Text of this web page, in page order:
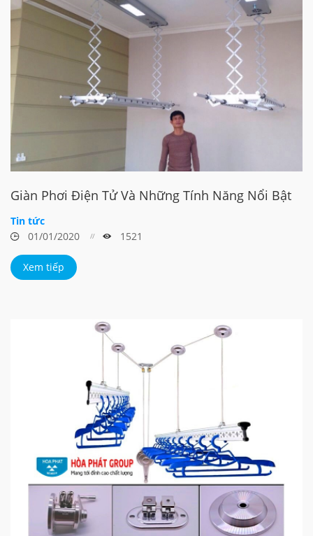
Giàn Phơi Điện Tử Và Những Tính Năng Nổi Bật
Tin tức
01/01/2020
1521
Xem tiếp